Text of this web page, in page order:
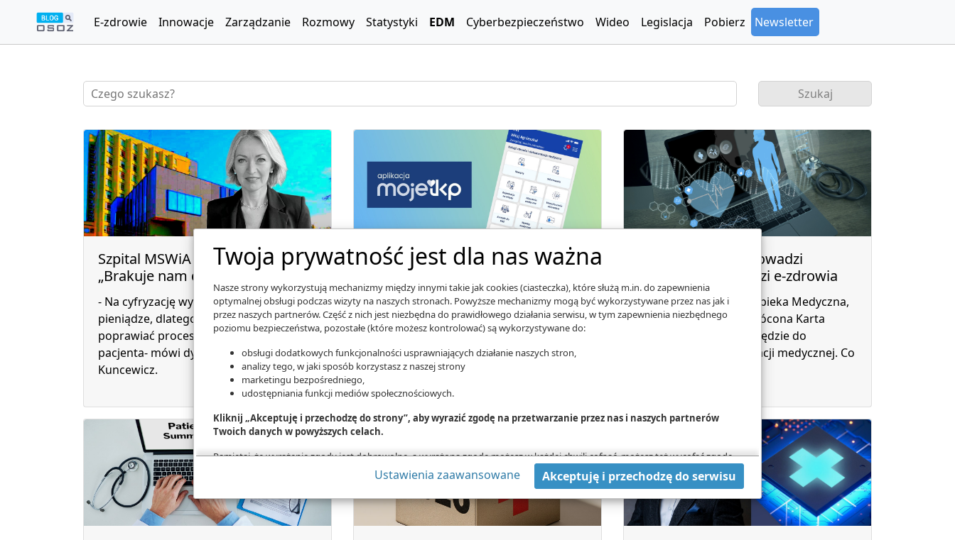
E-zdrowie Innowacje Zarządzanie Rozmowy Statystyki EDM Cyberbezpieczeństwo Wideo Legislacja Pobierz Newsletter
Szpital MSWiA w Poznaniu:
„Brakuje nam danych”
- Na cyfryzację wydajemy publiczne
pieniądze, dlatego muszą one
poprawiać proces leczenia i komfort
pacjenta- mówi dyrektor Magdalena
Kuncewicz.
Aplikacja mojeIKP z dostępem do
dokumentacji medycznej
Można już przeglądać m.in. wyniki
badań laboratoryjnych oraz informacje
o diagnozie i leczeniu wprowadzone
przez lekarza. Niestety, dane są
niepełne.
Nowa ustawa wprowadzi
8 kolejnych narzędzi e-zdrowia
E-Konsylia, Domowa Opieka Medyczna,
hurtownia danych, Skrócona Karta
Zdrowia Pacjenta, narzędzie do
digitalizacji dokumentacji medycznej. Co
Twoja prywatność jest dla nas ważna
Nasze strony wykorzystują mechanizmy między innymi takie jak cookies (ciasteczka), które służą m.in. do zapewnienia
optymalnej obsługi podczas wizyty na naszych stronach. Powyższe mechanizmy mogą być wykorzystywane przez nas jak i
przez naszych partnerów. Część z nich jest niezbędna do prawidłowego działania serwisu, w tym zapewnienia niezbędnego
poziomu bezpieczeństwa, pozostałe (które możesz kontrolować) są wykorzystywane do:
obsługi dodatkowych funkcjonalności usprawniających działanie naszych stron,
analizy tego, w jaki sposób korzystasz z naszej strony
marketingu bezpośredniego,
udostępniania funkcji mediów społecznościowych.
Kliknij „Akceptuję i przechodzę do strony”, aby wyrazić zgodę na przetwarzanie przez nas i naszych partnerów
Twoich danych w powyższych celach.
Pamiętaj, że wyrażenie zgody jest dobrowolne, a wyrażoną zgodę możesz w każdej chwili cofnąć, możesz też wycofać zgodę
na przetwarzanie Twoich danych tylko w niektórych celach. Jeżeli chcesz dowiedzieć się więcej lub chcesz przeprowadzić
konfigurację szczegółową - możesz tego dokonać za pomocą „Ustawień zaawansowanych”.
Więcej informacji na temat wykorzystywania narzędzi zewnętrznych na naszych stronach znajdziesz w
Polityce cookies
Ustawienia zaawansowane Akceptuję i przechodzę do serwisu